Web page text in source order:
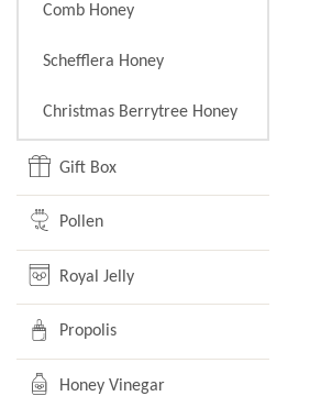
Comb Honey
Schefflera Honey
Christmas Berrytree Honey
Gift Box
Pollen
Royal Jelly
Propolis
Honey Vinegar